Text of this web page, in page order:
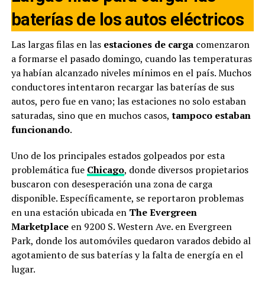
baterías de los autos eléctricos
Las largas filas en las estaciones de carga comenzaron
a formarse el pasado domingo, cuando las temperaturas
ya habían alcanzado niveles mínimos en el país. Muchos
conductores intentaron recargar las baterías de sus
autos, pero fue en vano; las estaciones no solo estaban
saturadas, sino que en muchos casos, tampoco estaban
funcionando.
Uno de los principales estados golpeados por esta
problemática fue Chicago, donde diversos propietarios
buscaron con desesperación una zona de carga
disponible. Específicamente, se reportaron problemas
en una estación ubicada en The Evergreen
Marketplaceen 9200 S. Western Ave. en Evergreen
Park, donde los automóviles quedaron varados debido al
agotamiento de sus baterías y la falta de energía en el
lugar.